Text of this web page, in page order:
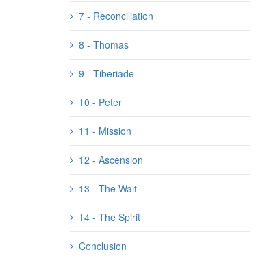
7 - Reconciliation
8 - Thomas
9 - Tiberiade
10 - Peter
11 - Mission
12 - Ascension
13 - The Wait
14 - The Spirit
Conclusion